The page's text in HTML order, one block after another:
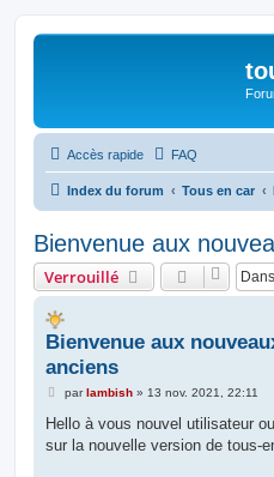
Accès rapide FAQ
Index du forum Tous en car
Bienvenue aux
Verrouillé
Bienvenue aux
anciens
M
s
a
parlambish» 13 nov. 2021, 22:11
Hello à vous nouvel utilisateur
sur la nouvelle version de tous-